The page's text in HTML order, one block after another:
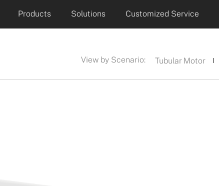
Products Solutions Customized Service
View by Scenario: Tubular Motor